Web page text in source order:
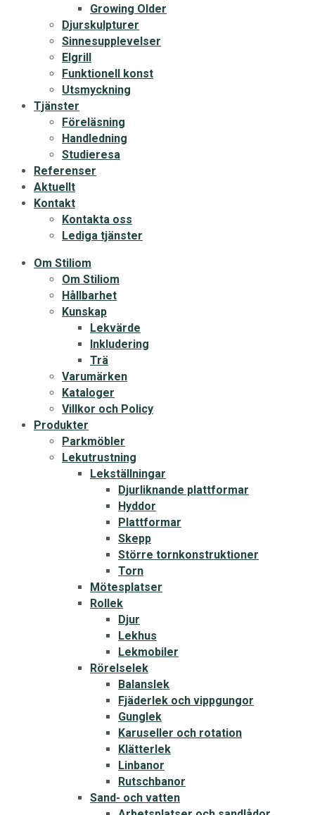
Growing Older
Djurskulpturer
Sinnesupplevelser
Elgrill
Funktionell konst
Utsmyckning
Tjänster
Föreläsning
Handledning
Studieresa
Referenser
Aktuellt
Kontakt
Kontakta oss
Lediga tjänster
Om Stiliom
Om Stiliom
Hållbarhet
Kunskap
Lekvärde
Inkludering
Trä
Varumärken
Kataloger
Villkor och Policy
Produkter
Parkmöbler
Lekutrustning
Lekställningar
Djurliknande plattformar
Hyddor
Plattformar
Skepp
Större tornkonstruktioner
Torn
Mötesplatser
Rollek
Djur
Lekhus
Lekmobiler
Rörelselek
Balanslek
Fjäderlek och vippgungor
Gunglek
Karuseller och rotation
Klätterlek
Linbanor
Rutschbanor
Sand- och vatten